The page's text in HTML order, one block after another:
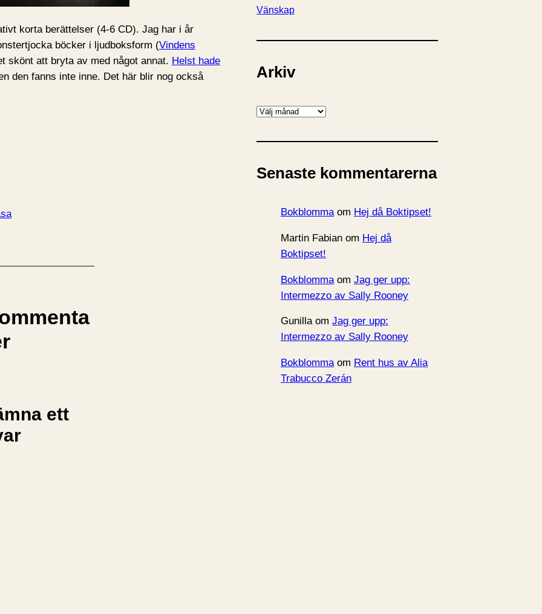
korta berättelser (4-6 CD). Jag har i år
böcker i ljudboksform (Vindens
skönt att bryta av med något annat. Helst hade
den fanns inte inne. Det här blir nog också
ett
Vänskap
Arkiv
A
k
v
Senaste kommentarerna
Bokblommaom Hej då Boktipset!
Martin Fabian om Hej då
Boktipset!
Bokblomma om Jag ger upp:
Intermezzo av Sally Rooney
Gunillaom Jag ger upp:
Intermezzo av Sally Rooney
Bokblommaom Rent hus av Alia
Trabucco Zerán